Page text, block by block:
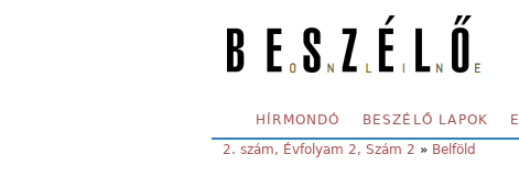
SECONDARY MENU
HÍRMONDÓ BESZÉLŐ LAPOK
YOU ARE HERE:
2. szám, Évfolyam 2, Szám 2 » Belföld